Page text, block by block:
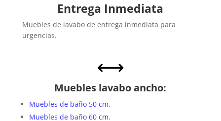
Entrega Inmediata
Muebles de lavabo de entrega inmediata para
urgencias.
,
Muebles lavabo ancho:
Muebles de baño 50 cm.
Muebles de baño 60 cm.